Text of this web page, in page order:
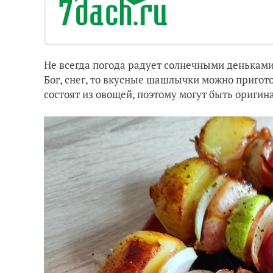
Не всегда погода радует солнечными
Бог, снег, то вкусные шашлычки можно
состоят из овощей, поэтому могут быть